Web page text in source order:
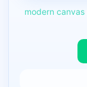
modern canvas